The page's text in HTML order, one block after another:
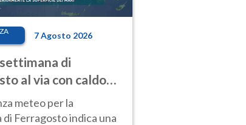
7 Agosto 2026
di
al via con caldo
qualche temporale
meteo per la
di Ferragosto indica una